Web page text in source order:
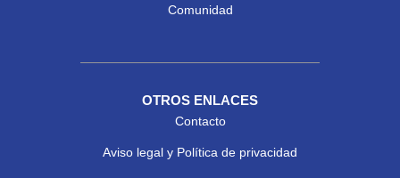
Comunidad
OTROS ENLACES
Contacto
Aviso legal y Política de privacidad